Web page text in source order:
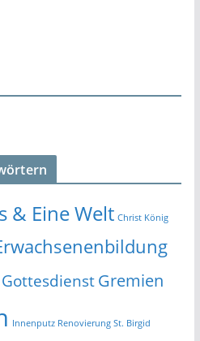
& Eine Welt Christ König
GottesdienstGremien
Innenputz Renovierung St. Birgid